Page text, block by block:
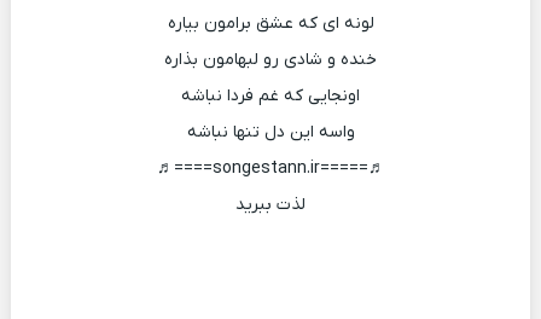
لونه ای که عشق برامون بیاره
خنده و شادی رو لبهامون بذاره
اونجایی که غم فردا نباشه
واسه این دل تنها نباشه
♬=====songestann.ir====♬
لذت ببرید